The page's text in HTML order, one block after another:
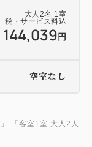
大人 2名 1 室
税・サービス料込
144,039 円
空室なし
」 「客室1室 大人2人